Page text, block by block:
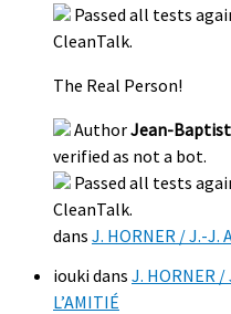
Passed all tests
CleanTalk.
The Real Person!
AuthorJean-
verified as not a bot.
Passed all tests
CleanTalk.
dans J. HORNER / J.-J.
ioukidans J. HORNER /
L’AMITIÉ